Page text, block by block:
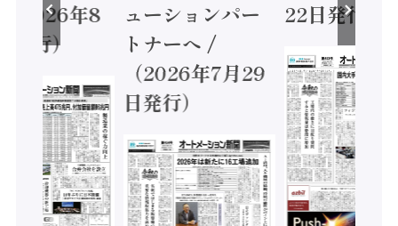
2026年8
発行）
ューションパー
トナーへ /
（2026年7月29
日発行）
22日発行）